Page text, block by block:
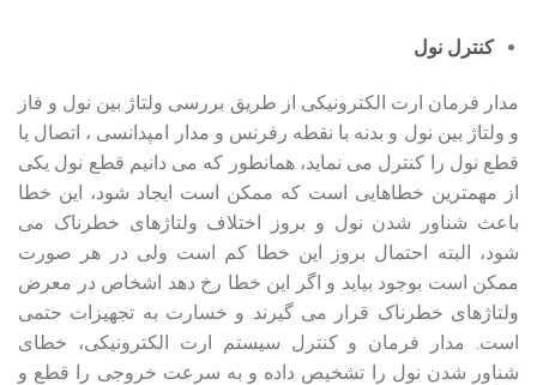
کنترل نول
مدار فرمان ارت الکترونیکی از طریق بررسی ولتاژ بین نول و فاز
و ولتاژ بین نول و بدنه با نقطه رفرنس و مدار امپدانسی ، اتصال یا
قطع نول را کنترل می نماید، همانطور که می دانیم قطع نول یکی
از مهمترین خطاهایی است که ممکن است ایجاد شود، این خطا
باعث شناور شدن نول و بروز اختلاف ولتاژهای خطرناک می
شود، البته احتمال بروز این خطا کم است ولی در هر صورت
ممکن است بوجود بیاید و اگر این خطا رخ دهد اشخاص در معرض
ولتاژهای خطرناک قرار می گیرند و خسارت به تجهیزات حتمی
است. مدار فرمان و کنترل سیستم ارت الکترونیکی، خطای
شناور شدن نول را تشخیص داده و به سرعت خروجی را قطع و